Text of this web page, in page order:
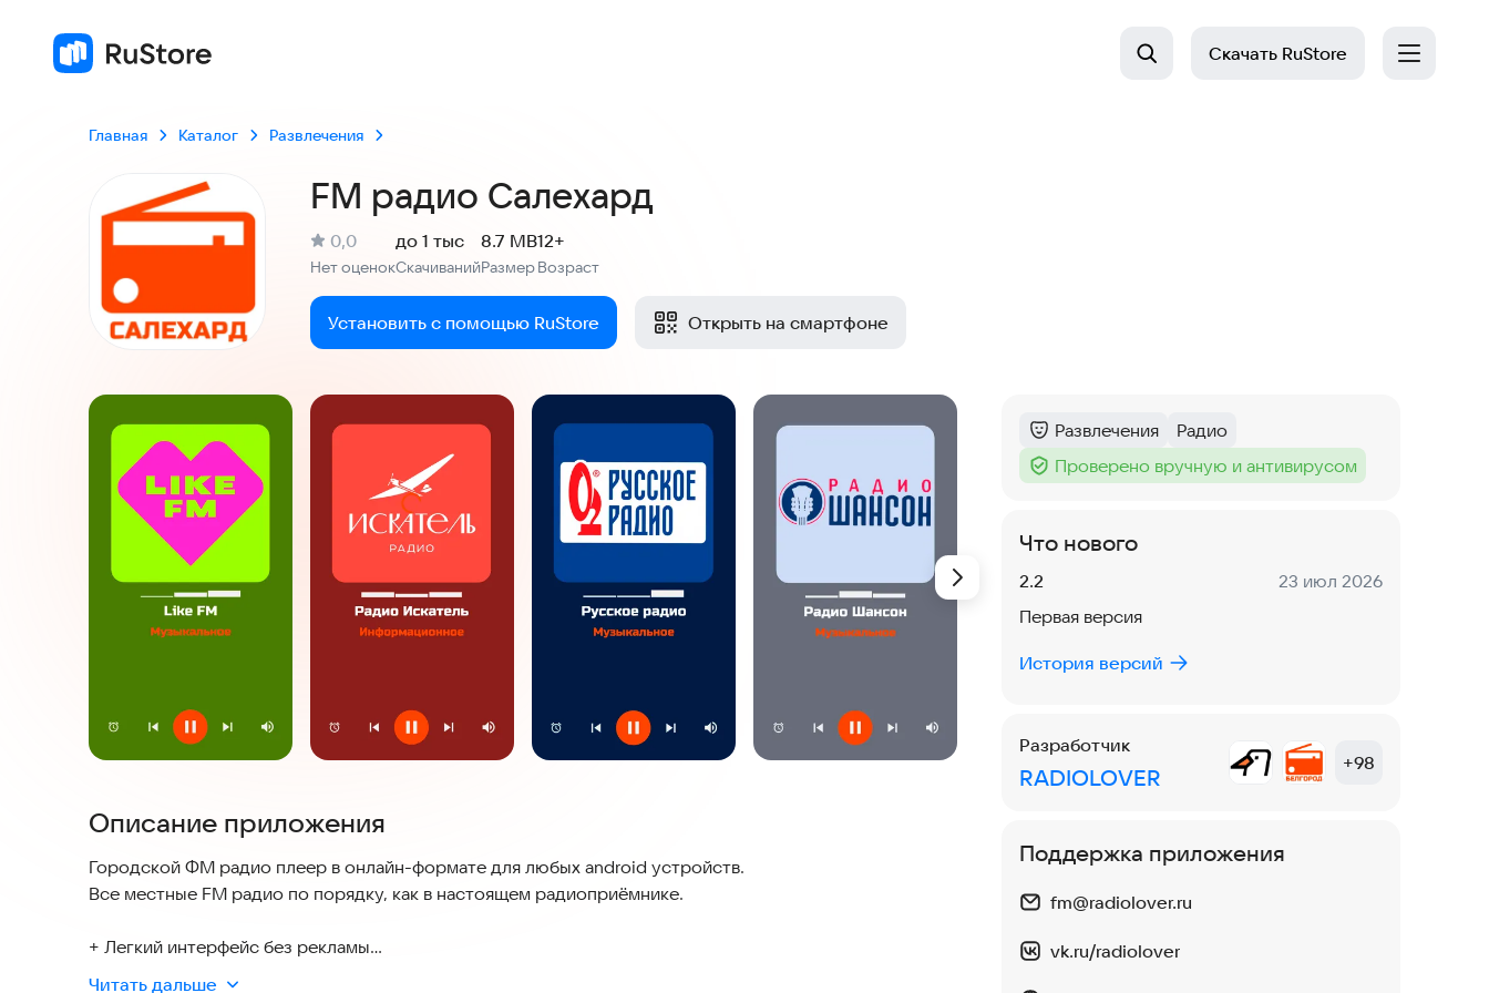
Скачать RuStore
Главная Каталог Развлечения
FM радио Салехард
Рейтинг:
0,0
Нет оценокСкачиваний
до 1 тыс
Размер
8.7 MB
Возраст
12+
Установить с помощью RuStore Открыть на смартфоне
Скриншоты
Описание приложения
Городской ФМ радио плеер в онлайн-формате для любых android устройств.
Все местные FM радио по порядку, как в настоящем радиоприёмнике.
+ Легкий интерфейс без рекламы
+ Определяет названия песен и обложки
Читать дальше
Категория :
Развлечения
Тег:
Радио
Тег :
Проверено вручную и антивирусом
Что нового
Версия:
2.2 Дата:
23 июл 2026
Первая версия
История версий
Разработчик
RADIOLOVER
+98
Поддержка приложения
fm@radiolover.ru
vk.ru/radiolover